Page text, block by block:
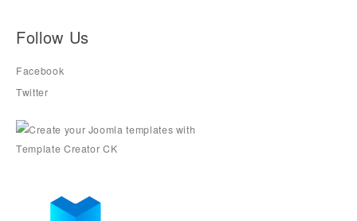
Follow Us
Facebook
Twitter